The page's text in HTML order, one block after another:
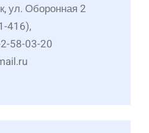
ул. Оборонная 2
416),
58-03-20